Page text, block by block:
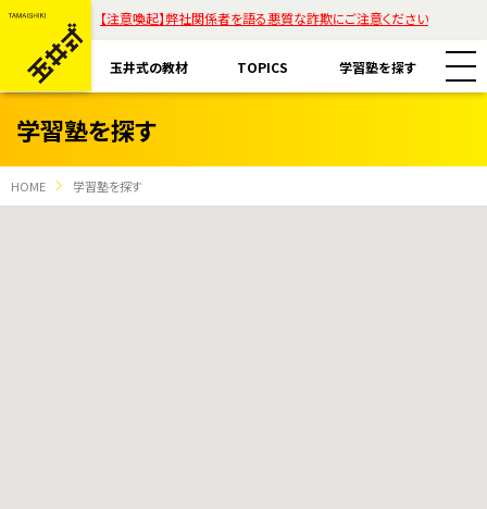
【注意喚起】弊社関係者を語る悪質な詐欺にご注意ください
玉井式の教材 TOPICS 学習塾を探す
学習塾を探す
HOME 学習塾を探す